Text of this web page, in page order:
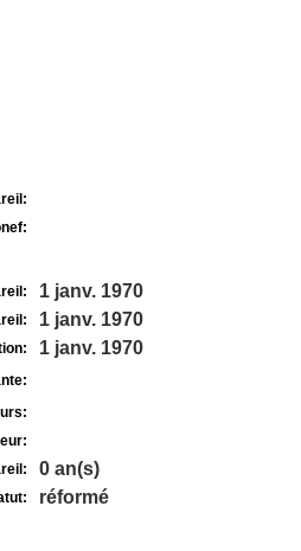
1 janv. 1970
1 janv. 1970
1 janv. 1970
0 an(s)
réformé